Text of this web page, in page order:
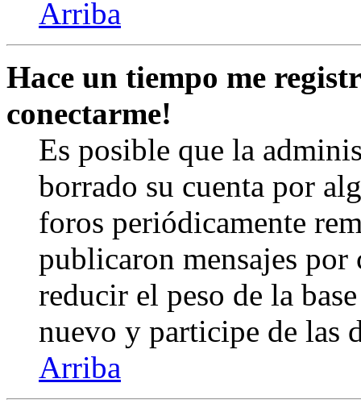
Arriba
Hace un tiempo me
conectarme!
Es posible que la
borrado su cuenta por
foros periódicamente
publicaron mensajes
reducir el peso de la
nuevo y participe de las
Arriba